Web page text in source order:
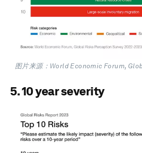
图片来源：World Economic Forum,
5. 10 year severity